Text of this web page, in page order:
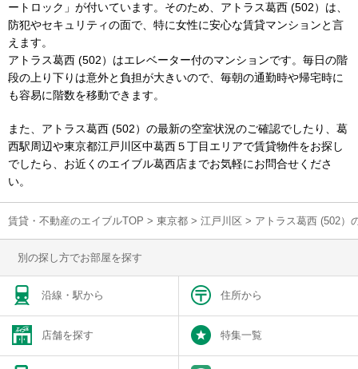
ートロック」が付いています。そのため、アトラス葛西 (502）は、
防犯やセキュリティの面で、特に女性に安心な賃貸マンションと言
えます。
アトラス葛西 (502）はエレベーター付のマンションです。毎日の階
段の上り下りは意外と負担が大きいので、毎朝の通勤時や帰宅時に
も容易に階数を移動できます。
また、アトラス葛西 (502）の最新の空室状況のご確認でしたり、葛
西駅周辺や東京都江戸川区中葛西５丁目エリアで賃貸物件をお探し
でしたら、お近くのエイブル葛西店までお気軽にお問合せくださ
い。
賃貸・不動産のエイブルTOP > 東京都 > 江戸川区 > アトラス葛西 (502）
別の探し方でお部屋を探す
沿線・駅から 住所から
店舗を探す 特集一覧